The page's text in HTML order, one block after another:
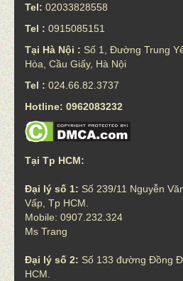
Tel: 02033828558
Tel : 0915085151
Tại Hà Nội : Số 1, Đường Trung
Hòa, Cầu Giấy, Hà Nội
Tel : 024.66.82.3737
Hotline: 0962083232
Tại Tp HCM:
Đại lý số 1: Số 239/11 Nguyễn
Vấp, Tp HCM.
Mobile: 0907.232.324
Ms Trang
Đại lý số 2: Số 133 đường Đồng
HCM.